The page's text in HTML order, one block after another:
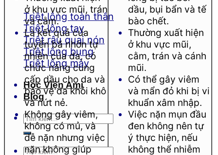
Triệt lông toàn thân
Triệt lông tay
Triệt râu quai nón
Triệt lông bụng
Triệt lông mày
Học Viện Ami
Blog
ở khu vực mũi, trán
và cằm.
Là kết quả của
tuyến bã nhờn tự
nhiên của da, có
chức năng cung
cấp dầu cho da và
bảo vệ da khỏi khô
và nứt nẻ.
Không gây viêm,
không có mủ, và
dễ nặn nhưng việc
nặn không giúp
dầu, bụi bẩn và tế
bào chết.
Thường xuất hiện
ở khu vực mũi,
cằm, trán và cánh
mũi.
Có thể gây viêm
và mẩn đỏ khi bị vi
khuẩn xâm nhập.
Việc nặn mụn đầu
đen không nên tự
ý thực hiện, nếu
không thể nhiễm